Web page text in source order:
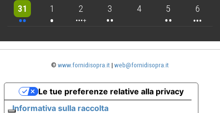
31
2 events 1
One event 2
4 events 3
2 events 4 5
2 events 6
3 events
© www.fornidisopra.it | web@fornidisopra.it
Informativa sulla raccolta
Le tue preferenze relative alla privacy